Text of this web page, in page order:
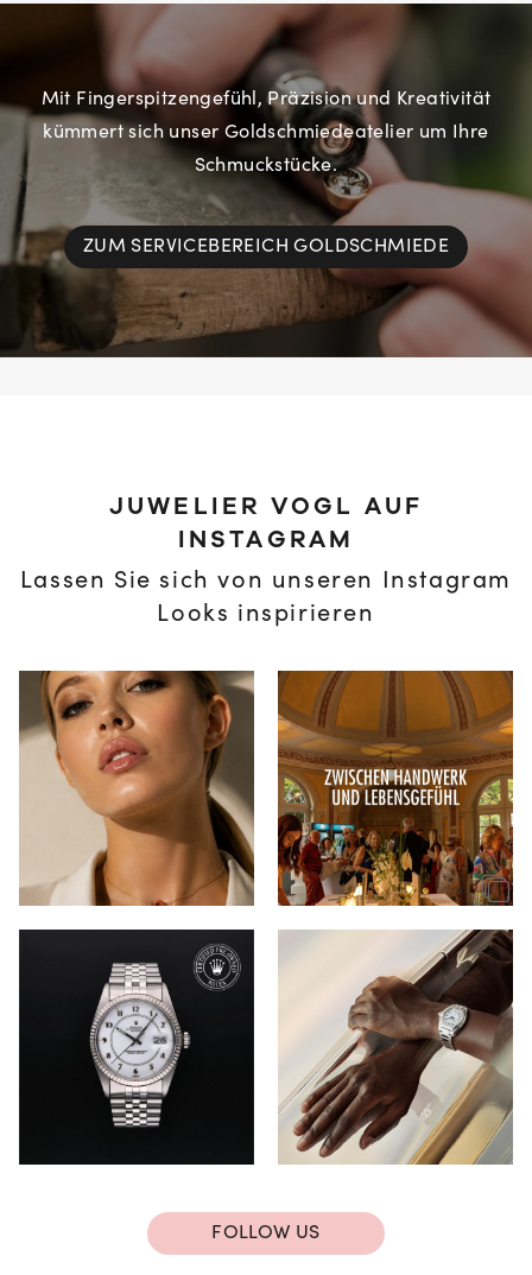
Mit Fingerspitzengefühl, Präzision und Kreativität
kümmert sich unser Goldschmiedeatelier um Ihre
Schmuckstücke.
ZUM SERVICEBEREICH GOLDSCHMIEDE
JUWELIER VOGL AUF
INSTAGRAM
Lassen Sie sich von unseren Instagram
Looks inspirieren
FOLLOW US